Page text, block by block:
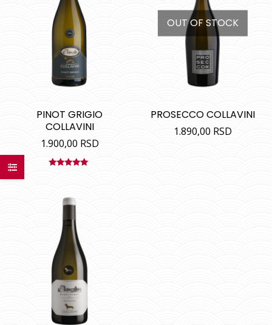
PINOT GRIGIO
COLLAVINI
1.900,00 RSD
OUT OF STOCK
PROSECCO COLLAVINI
1.890,00 RSD